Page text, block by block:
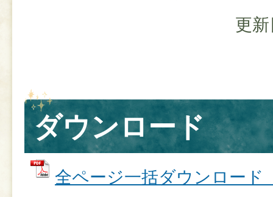
更
ダウンロード
全ページ一括ダウンロード